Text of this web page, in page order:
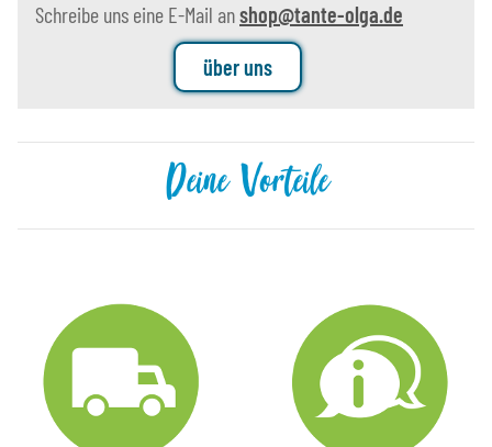
Schreibe uns eine E-Mail anshop@tante-olga.de
über uns
Deine Vorteile